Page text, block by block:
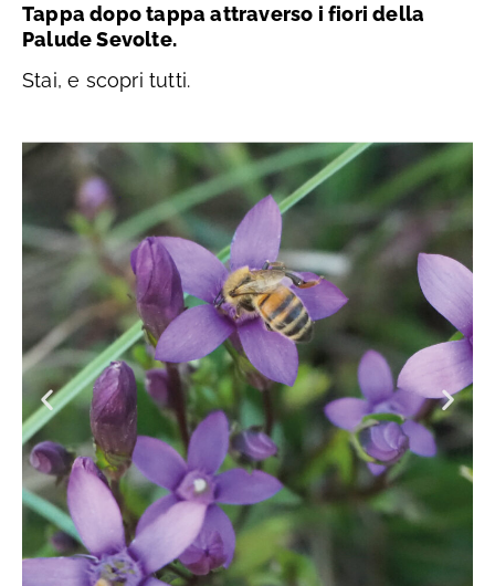
Tappa dopo tappa attraverso i fiori della
Palude Sevolte.
Stai, e scopri tutti.